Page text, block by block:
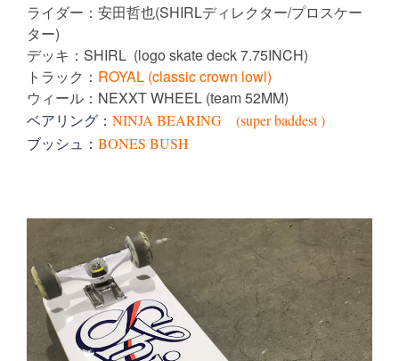
ライダー： 安田哲也(SHIRLディレクター/プロスケー
ター)
デッキ： SHIRL (logo skate deck 7.75INCH)
トラック： ROYAL (classic crown lowl)
ウィール： NEXXT WHEEL (team 52MM)
ベアリング： NINJA BEARING (super baddest )
ブッシュ： BONES BUSH